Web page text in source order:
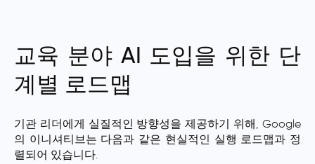
교육 분야 AI 도입을 위한 단
계별 로드맵
기관 리더에게 실질적인 방향성을 제공하기 위해, Google
의 이니셔티브는 다음과 같은 현실적인 실행 로드맵과 정
렬되어 있습니다.